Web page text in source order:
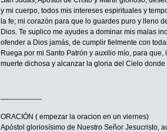
y mi cuerpo, todos mis intereses espirituales y
la fe; mi corazón para que lo guardes puro y lleno
Dios. Te suplico me ayudes a dominar mis malas
ofender a Dios jamás, de cumplir fielmente con
Ruega por mi Santo Patrón y auxilio mío, para
muerte dichosa y alcanzar la gloria del Cielo
ORACIÓN ( empezar la oracion en un viernes)
Apóstol gloriosísimo de Nuestro Señor Jesucristo,